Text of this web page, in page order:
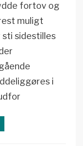
fortov og
muligt
sidestilles
i